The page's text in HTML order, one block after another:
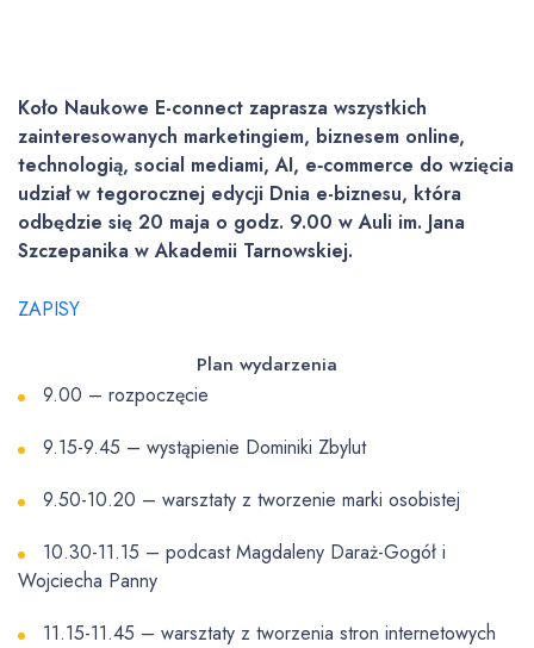
Koło Naukowe E-connect zaprasza wszystkich
zainteresowanych marketingiem, biznesem online,
technologią, social mediami, AI, e‑commerce do wzięcia
udział w tegorocznej edycji Dnia e-biznesu, która
odbędzie się 20 maja o godz. 9.00 w Auli im. Jana
Szczepanika w Akademii Tarnowskiej.
ZAPISY
Plan wydarzenia
9.00 – rozpoczęcie
9.15-9.45 – wystąpienie Dominiki Zbylut
9.50-10.20 – warsztaty z tworzenie marki osobistej
10.30-11.15 – podcast Magdaleny Daraż-Gogół i
Wojciecha Panny
11.15-11.45 – warsztaty z tworzenia stron internetowych